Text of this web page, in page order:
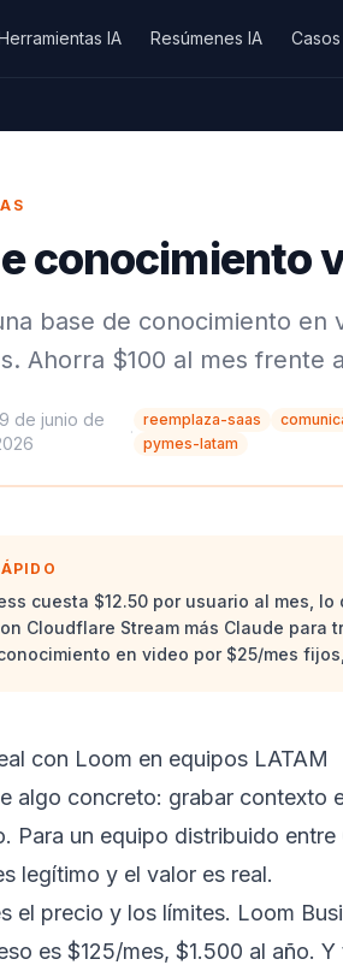
IA Resúmenes IA
conocimiento
base de conocimiento en
Ahorra $100 al mes frente
de junio de
·
reemplaza-saas
pymes-latam
cuesta $12.50 por usuario al mes,
Cloudflare Stream más Claude
en video por $25/mes
con Loom en equipos LATAM
algo concreto: grabar contexto
Para un equipo distribuido
legítimo y el valor es real.
el precio y los límites. Loom
es $125/mes, $1.500 al año.